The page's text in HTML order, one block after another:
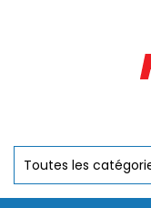
Chargeurs
Accus
Perceuse,
Visseuse